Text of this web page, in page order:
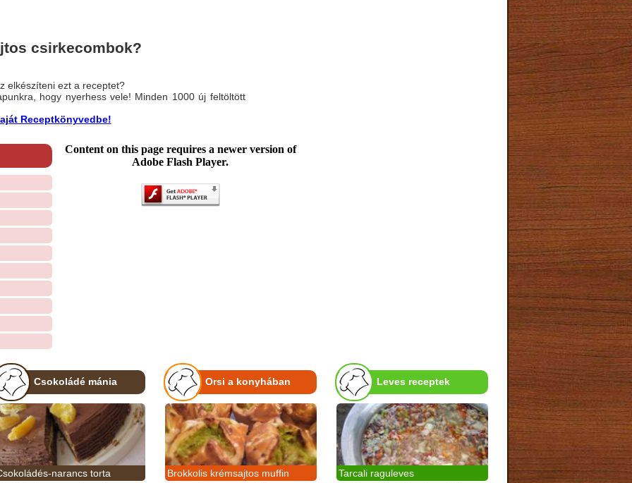
csirkecombok?
elkészíteni ezt a receptet?
hogy nyerhess vele! Minden 1000 új feltöltött
Receptkönyvedbe!
Content on this page requires a newer version of
Adobe Flash Player.
Csokoládé mánia
narancs torta
Orsi a konyhában
Brokkolis krémsajtos muffin
Leves receptek
Tarcali raguleves